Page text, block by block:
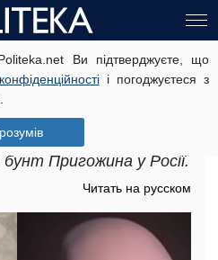
Ви підтверджуєте, що
і погоджуєтеся з
стати
"Мало не
Геннадій Гудков
Пригожина у Росії.
Читать на русском